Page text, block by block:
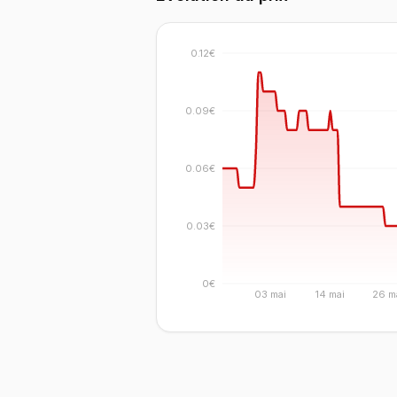
03 mai 14 mai 26
0€
0.03€
0.06€
0.09€
0.12€